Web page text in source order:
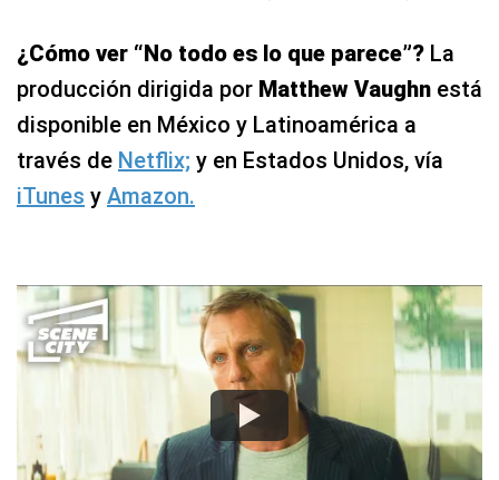
¿Cómo ver “No todo es lo que parece”? La
producción dirigida por Matthew Vaughn está
disponible en México y Latinoamérica a
través de Netflix; y en Estados Unidos, vía
iTunes y Amazon.